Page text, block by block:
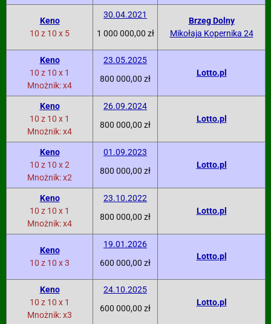
Keno
10 z 10 x 5
30.04.2021
1 000 000,00 zł
Brzeg Dolny
Mikołaja Kopernika 24
Keno
10 z 10 x 1
Mnożnik: x4
23.05.2025
800 000,00 zł
Lotto.pl
Keno
10 z 10 x 1
Mnożnik: x4
26.09.2024
800 000,00 zł
Lotto.pl
Keno
10 z 10 x 2
Mnożnik: x2
01.09.2023
800 000,00 zł
Lotto.pl
Keno
10 z 10 x 1
Mnożnik: x4
23.10.2022
800 000,00 zł
Lotto.pl
Keno
10 z 10 x 3
19.01.2026
600 000,00 zł
Lotto.pl
Keno
10 z 10 x 1
Mnożnik: x3
24.10.2025
600 000,00 zł
Lotto.pl